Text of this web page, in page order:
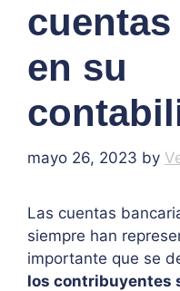
en su
mayo 26, 2023 by
Las cuentas
siempre han
importante que se
los contribuyentes